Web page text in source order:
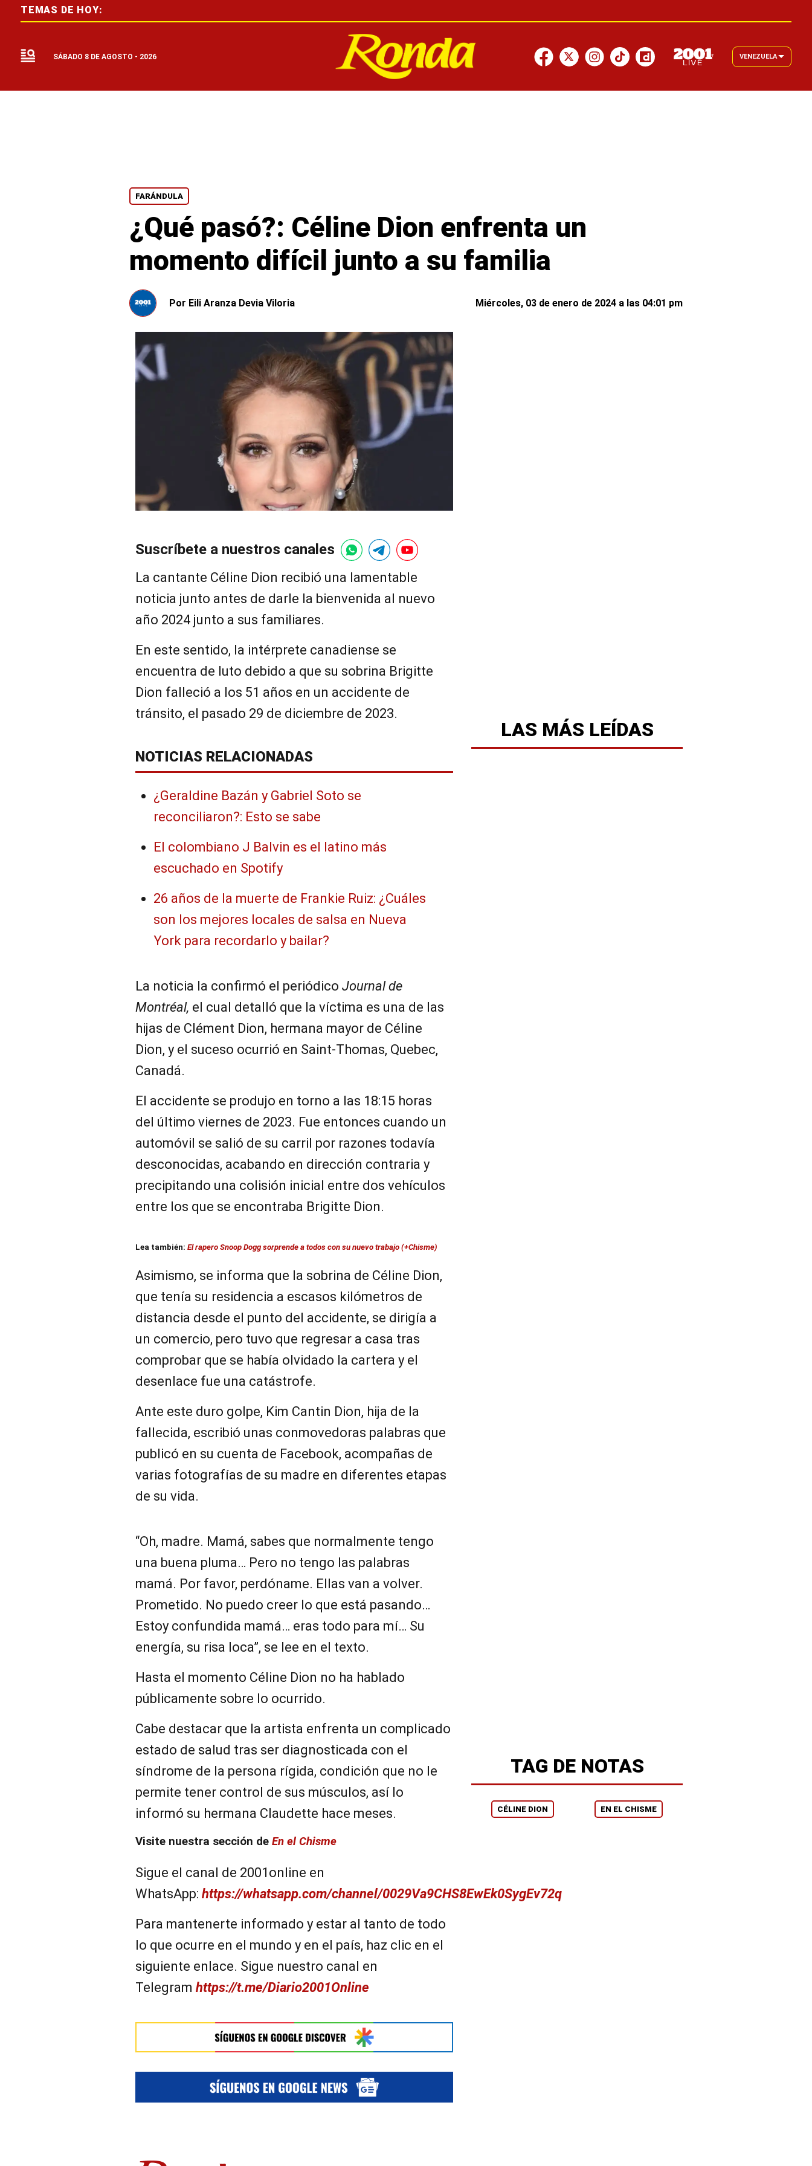
FARÁNDULA
¿Qué pasó?: Céline Dion enfrenta un
momento difícil junto a su familia
Por Eili Aranza Devia Viloria Miércoles, 03 de enero de 2024 a las 04:01 pm
Suscríbete a nuestros canales
La cantante Céline Dion recibió una lamentable
noticia junto antes de darle la bienvenida al nuevo
año 2024 junto a sus familiares.
En este sentido, la intérprete canadiense se
encuentra de luto debido a que su sobrina Brigitte
Dion falleció a los 51 años en un accidente de
tránsito, el pasado 29 de diciembre de 2023.
NOTICIAS RELACIONADAS
¿Geraldine Bazán y Gabriel Soto se
reconciliaron?: Esto se sabe
El colombiano J Balvin es el latino más
escuchado en Spotify
26 años de la muerte de Frankie Ruiz: ¿Cuáles
son los mejores locales de salsa en Nueva
York para recordarlo y bailar?
La noticia la confirmó el periódico Journal de
Montréal, el cual detalló que la víctima es una de las
hijas de Clément Dion, hermana mayor de Céline
Dion, y el suceso ocurrió en Saint-Thomas, Quebec,
Canadá.
El accidente se produjo en torno a las 18:15 horas
del último viernes de 2023. Fue entonces cuando un
automóvil se salió de su carril por razones todavía
desconocidas, acabando en dirección contraria y
precipitando una colisión inicial entre dos vehículos
entre los que se encontraba Brigitte Dion.
Lea también: El rapero Snoop Dogg sorprende a todos con su nuevo trabajo (+Chisme)
Asimismo, se informa que la sobrina de Céline Dion,
que tenía su residencia a escasos kilómetros de
distancia desde el punto del accidente, se dirigía a
un comercio, pero tuvo que regresar a casa tras
comprobar que se había olvidado la cartera y el
desenlace fue una catástrofe.
Ante este duro golpe, Kim Cantin Dion, hija de la
fallecida, escribió unas conmovedoras palabras que
publicó en su cuenta de Facebook, acompañas de
varias fotografías de su madre en diferentes etapas
de su vida.
“Oh, madre. Mamá, sabes que normalmente tengo
una buena pluma… Pero no tengo las palabras
mamá. Por favor, perdóname. Ellas van a volver.
Prometido. No puedo creer lo que está pasando…
Estoy confundida mamá… eras todo para mí… Su
energía, su risa loca”, se lee en el texto.
Hasta el momento Céline Dion no ha hablado
públicamente sobre lo ocurrido.
Cabe destacar que la artista enfrenta un complicado
estado de salud tras ser diagnosticada con el
síndrome de la persona rígida, condición que no le
permite tener control de sus músculos, así lo
informó su hermana Claudette hace meses.
Visite nuestra sección de En el Chisme
Sigue el canal de 2001online en
WhatsApp: https://whatsapp.com/channel/0029Va9CHS8EwEk0SygEv72q
Para mantenerte informado y estar al tanto de todo
lo que ocurre en el mundo y en el país, haz clic en el
siguiente enlace. Sigue nuestro canal en
Telegram https://t.me/Diario2001Online
LAS MÁS LEÍDAS
TAG DE NOTAS
CÉLINE DION EN EL CHISME
TEMAS DE HOY:
SÁBADO 8 DE AGOSTO - 2026 VENEZUELA